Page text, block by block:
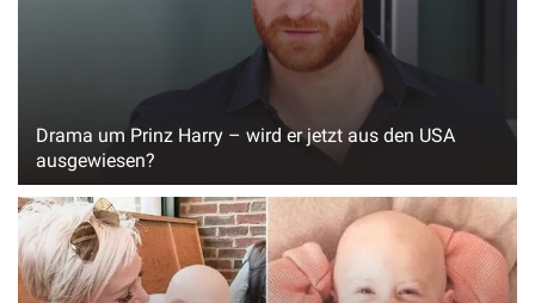
Drama um Prinz Harry – wird er jetzt aus den USA
ausgewiesen?